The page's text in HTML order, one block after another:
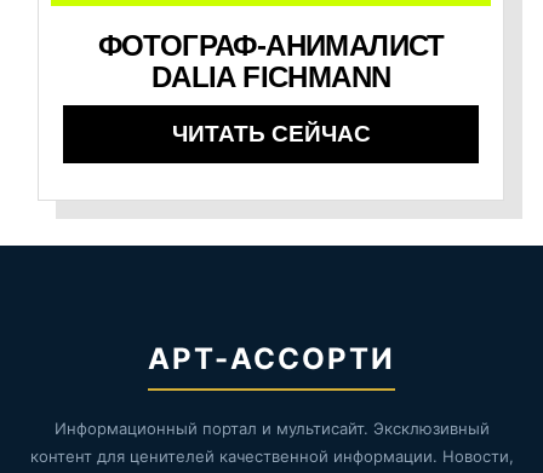
ФОТОГРАФ-АНИМАЛИСТ
DALIA FICHMANN
ЧИТАТЬ СЕЙЧАС
АРТ-АССОРТИ
Информационный портал и мультисайт. Эксклюзивный
контент для ценителей качественной информации. Новости,